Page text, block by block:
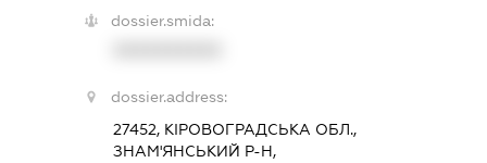
dossier.smida:
dossier.address:
27452, КІРОВОГРАДСЬКА ОБЛ.,
ЗНАМ'ЯНСЬКИЙ Р-Н,